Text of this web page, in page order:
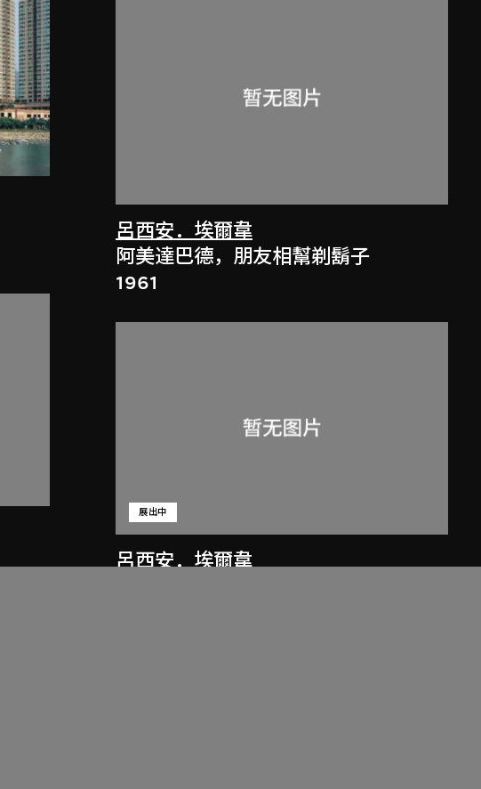
呂西安．埃爾韋
阿美達巴德，朋友相幫剃鬍子
1961
呂西安．埃爾韋
展出中